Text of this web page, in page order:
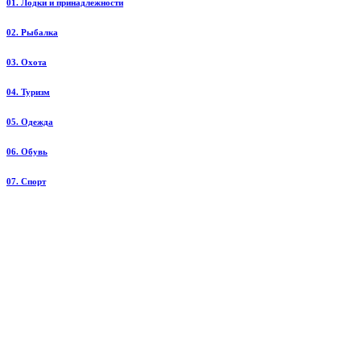
01. Лодки и принадлежности
02. Рыбалка
03. Охота
04. Туризм
05. Одежда
06. Обувь
07. Спорт